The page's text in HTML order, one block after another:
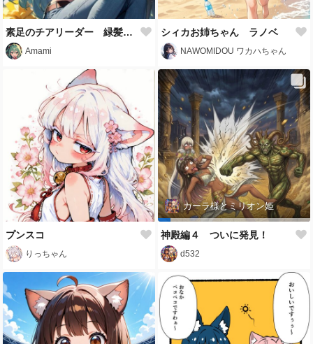
素足のチアリーダー 緑髪少女
Amami
シィカお姉ちゃん ラノベ
NAWOMIDOU ワカハちゃん
プンスコ
りっちゃん
カーラ様とミリオン姫
神殿編４ ついに発見！
d532